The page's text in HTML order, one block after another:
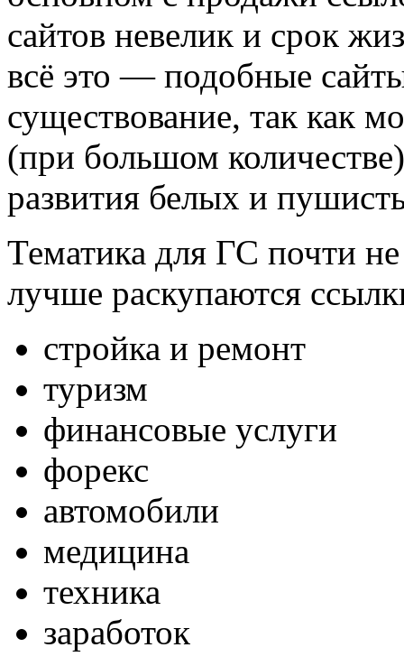
сайтов невелик и срок
всё это — подобные
существование, так как
(при большом
развития белых и
Тематика для ГС почти
лучше раскупаются
стройка и ремонт
туризм
финансовые услуги
форекс
автомобили
медицина
техника
заработок